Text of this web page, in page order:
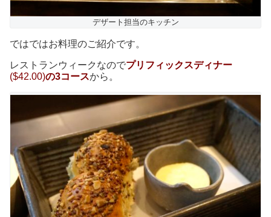
デザート担当のキッチン
ではではお料理のご紹介です。
レストランウィークなのでプリフィックスディナー
($42.00)の3コースから。